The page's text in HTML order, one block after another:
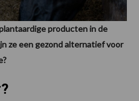
producten in de
ze een gezond alternatief voor